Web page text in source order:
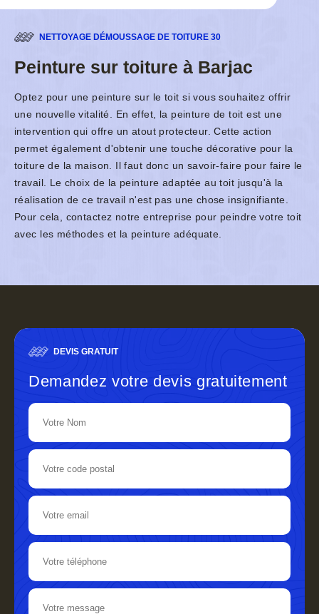
NETTOYAGE DÉMOUSSAGE DE TOITURE 30
Peinture sur toiture à Barjac
Optez pour une peinture sur le toit si vous souhaitez offrir
une nouvelle vitalité. En effet, la peinture de toit est une
intervention qui offre un atout protecteur. Cette action
permet également d'obtenir une touche décorative pour la
toiture de la maison. Il faut donc un savoir-faire pour faire le
travail. Le choix de la peinture adaptée au toit jusqu'à la
réalisation de ce travail n'est pas une chose insignifiante.
Pour cela, contactez notre entreprise pour peindre votre toit
avec les méthodes et la peinture adéquate.
DEVIS GRATUIT
Demandez votre devis gratuitement